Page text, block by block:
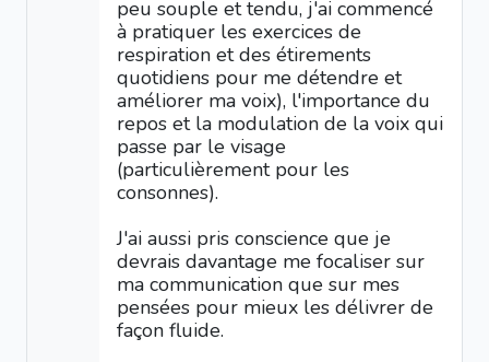
peu souple et tendu, j'ai commencé
à pratiquer les exercices de
respiration et des étirements
quotidiens pour me détendre et
améliorer ma voix), l'importance du
repos et la modulation de la voix qui
passe par le visage
(particulièrement pour les
consonnes).
J'ai aussi pris conscience que je
devrais davantage me focaliser sur
ma communication que sur mes
pensées pour mieux les délivrer de
façon fluide.